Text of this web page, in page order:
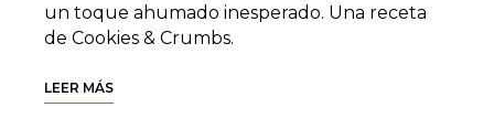
un toque ahumado inesperado. Una receta
de Cookies & Crumbs.
LEER MÁS